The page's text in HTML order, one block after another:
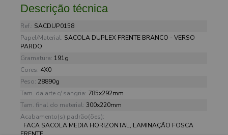
Descrição técnica
Ref.: SACDUP0158
Papel/Material: SACOLA DUPLEX FRENTE BRANCO - VERSO
PARDO
Gramatura: 191g
Cores: 4X0
Peso: 28890g
Tam. da arte c/ sangria: 785x292mm
Tam. final do material: 300x220mm
Acabamento(s) padrão(ões):
FACA SACOLA MEDIA HORIZONTAL, LAMINAÇÃO FOSCA